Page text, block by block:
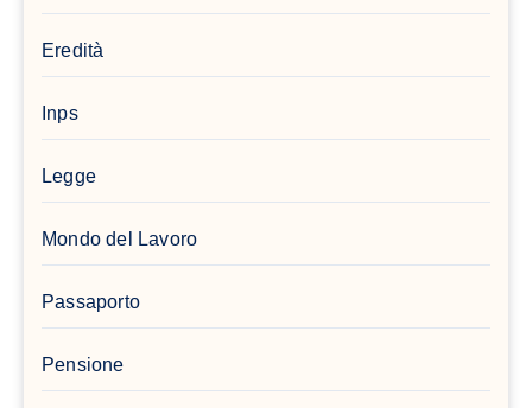
Eredità
Inps
Legge
Mondo del Lavoro
Passaporto
Pensione